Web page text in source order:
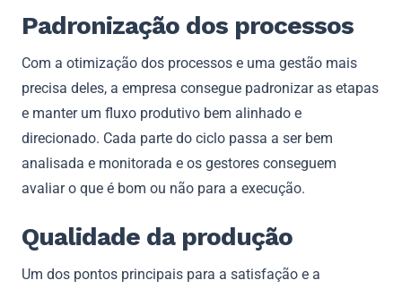
Padronização dos processos
Com a otimização dos processos e uma gestão mais
precisa deles, a empresa consegue padronizar as etapas
e manter um fluxo produtivo bem alinhado e
direcionado. Cada parte do ciclo passa a ser bem
analisada e monitorada e os gestores conseguem
avaliar o que é bom ou não para a execução.
Qualidade da produção
Um dos pontos principais para a satisfação e a